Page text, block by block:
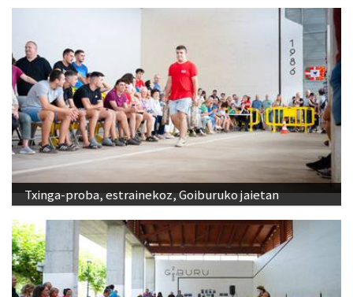
Txinga-proba, estrainekoz, Goiburuko jaietan